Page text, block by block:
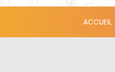
ACCUEIL